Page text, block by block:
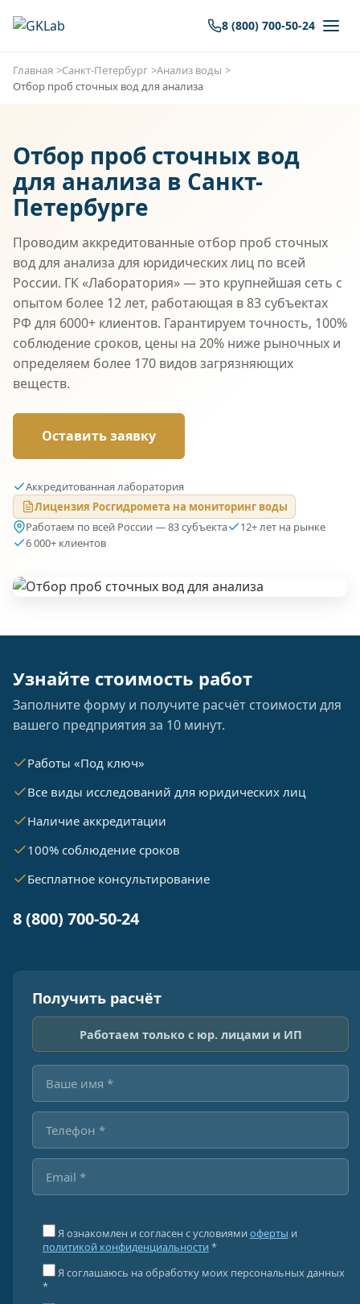
8 (800) 700-50-24
Главная Санкт-Петербург
Анализ воды
Отбор проб сточных вод для анализа
Отбор проб сточных вод
для анализа в Санкт-
Петербурге
Проводим аккредитованные отбор проб сточных
вод для анализа для юридических лиц по всей
России. ГК «Лаборатория» — это крупнейшая сеть с
опытом более 12 лет, работающая в 83 субъектах
РФ для 6000+ клиентов. Гарантируем точность, 100%
соблюдение сроков, цены на 20% ниже рыночных и
определяем более 170 видов загрязняющих
веществ.
Оставить заявку
Аккредитованная лаборатория
Лицензия Росгидромета на мониторинг воды
Работаем по всей России — 83 субъекта
12+ лет на рынке
6 000+ клиентов
Узнайте стоимость работ
Заполните форму и получите расчёт стоимости для
вашего предприятия за 10 минут.
Работы «Под ключ»
Все виды исследований для юридических лиц
Наличие аккредитации
100% соблюдение сроков
Бесплатное консультирование
8 (800) 700-50-24
Получить расчёт
Работаем только с юр. лицами и ИП
Я ознакомлен и согласен с условиями оферты и
политикой конфиденциальности *
Я соглашаюсь на обработку моих персональных данных
*